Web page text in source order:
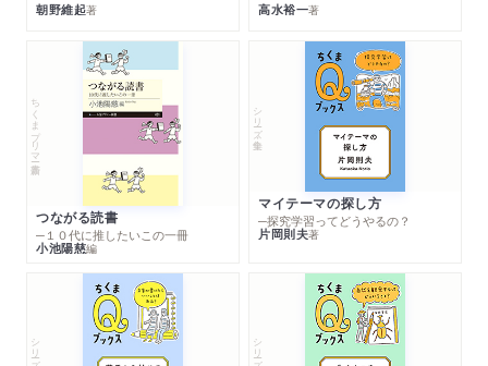
朝野維起著 高水裕一著
ちくまプリマー新書
つながる読書
─１０代に推したいこの一冊
小池陽慈編
シリーズ・全集
マイテーマの探し方
─探究学習ってどうやるの？
片岡則夫著
シリーズ・全集 シリーズ・全集